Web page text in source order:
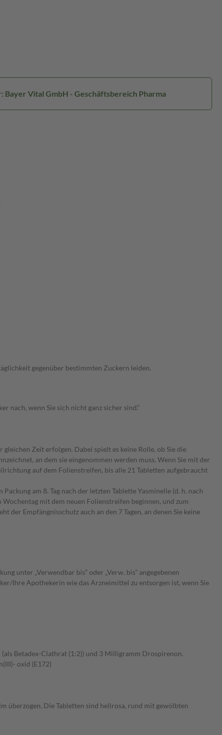
Bayer Vital GmbH - Geschäftsbereich Pharma
gegenüber bestimmten Zuckern leiden.
nach, wenn Sie sich nicht ganz sicher sind.“
gleichen Zeit erfolgen. Dabei spielt es keine Rolle, ob Sie die
an dem sie eingenommen werden muss. Wenn Sie mit der
auf dem Folienstreifen, bis alle 21 Tabletten aufgebraucht
am 8. Tag nach der letzten Tablette Yasminelle (d. h. nach
mit dem neuen Folienstreifen beginnen, und zum
der Empfängnisschutz auch an den 7 Tagen, an denen Sie keine
unter „Verwendbar bis“ oder „Verw. bis“ angegebenen
Ihre Apothekerin wie das Arzneimittel zu entsorgen ist, wenn Sie
Betadex-Clathrat (1:2)) und 3 Milligramm Drospirenon.
oxid (E172)
überzogen. Die Tabletten sind hellrosa, rund mit gewölbten